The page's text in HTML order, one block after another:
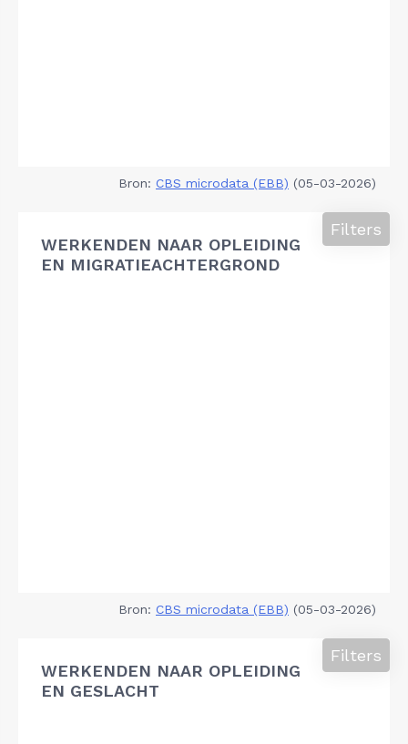
Bron: CBS microdata (EBB) (05-03-2026)
WERKENDEN NAAR OPLEIDING
EN MIGRATIEACHTERGROND
Filters
Bron: CBS microdata (EBB) (05-03-2026)
WERKENDEN NAAR OPLEIDING
EN GESLACHT
Filters